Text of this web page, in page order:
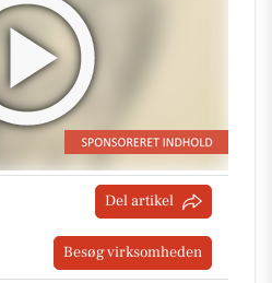
Del artikel
Besøg virksomheden